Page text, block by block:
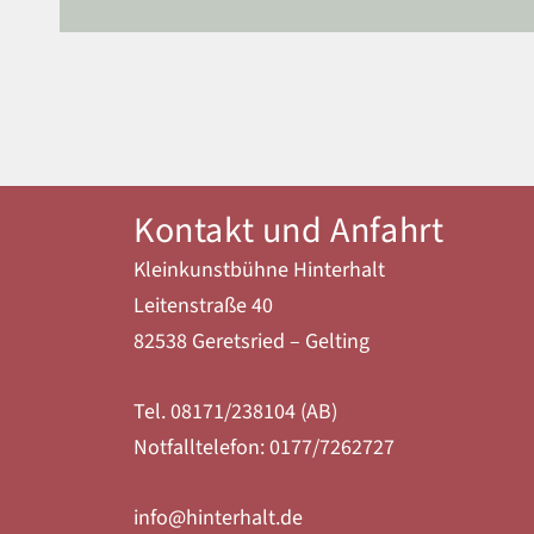
Kontakt und Anfahrt
Kleinkunstbühne Hinterhalt
Leitenstraße 40
82538 Geretsried – Gelting
Tel. 08171/238104 (AB)
Notfalltelefon: 0177/7262727
info@hinterhalt.de